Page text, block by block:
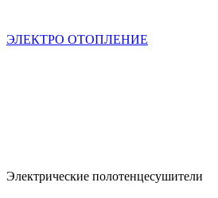
ЭЛЕКТРО ОТОПЛЕНИЕ
Электрические полотенцесушители